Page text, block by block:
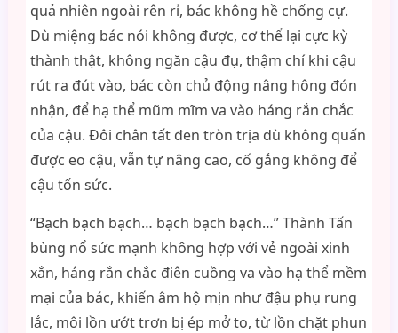
quả nhiên ngoài rên rỉ, bác không hề chống cự.
Dù miệng bác nói không được, cơ thể lại cực kỳ
thành thật, không ngăn cậu đụ, thậm chí khi cậu
rút ra đút vào, bác còn chủ động nâng hông đón
nhận, để hạ thể mũm mĩm va vào háng rắn chắc
của cậu. Đôi chân tất đen tròn trịa dù không quấn
được eo cậu, vẫn tự nâng cao, cố gắng không để
cậu tốn sức.
“Bạch bạch bạch… bạch bạch bạch…” Thành Tấn
bùng nổ sức mạnh không hợp với vẻ ngoài xinh
xắn, háng rắn chắc điên cuồng va vào hạ thể mềm
mại của bác, khiến âm hộ mịn như đậu phụ rung
lắc, môi lồn ướt trơn bị ép mở to, từ lồn chặt phun